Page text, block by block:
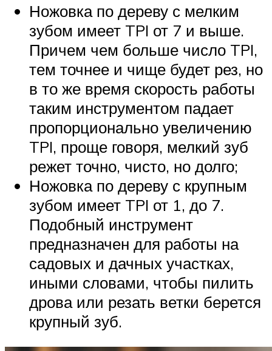
Ножовка по дереву с мелким
зубом имеет TPI от 7 и выше.
Причем чем больше число TPI,
тем точнее и чище будет рез, но
в то же время скорость работы
таким инструментом падает
пропорционально увеличению
TPI, проще говоря, мелкий зуб
режет точно, чисто, но долго;
Ножовка по дереву с крупным
зубом имеет TPI от 1, до 7.
Подобный инструмент
предназначен для работы на
садовых и дачных участках,
иными словами, чтобы пилить
дрова или резать ветки берется
крупный зуб.